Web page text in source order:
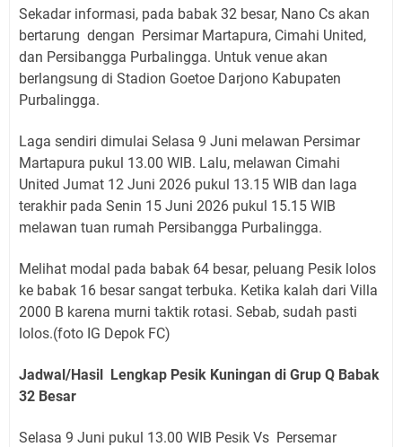
Sekadar informasi, pada babak 32 besar, Nano Cs akan
bertarung dengan Persimar Martapura, Cimahi United,
dan Persibangga Purbalingga. Untuk venue akan
berlangsung di Stadion Goetoe Darjono Kabupaten
Purbalingga.
Laga sendiri dimulai Selasa 9 Juni melawan Persimar
Martapura pukul 13.00 WIB. Lalu, melawan Cimahi
United Jumat 12 Juni 2026 pukul 13.15 WIB dan laga
terakhir pada Senin 15 Juni 2026 pukul 15.15 WIB
melawan tuan rumah Persibangga Purbalingga.
Melihat modal pada babak 64 besar, peluang Pesik lolos
ke babak 16 besar sangat terbuka. Ketika kalah dari Villa
2000 B karena murni taktik rotasi. Sebab, sudah pasti
lolos.(foto IG Depok FC)
Jadwal/Hasil Lengkap Pesik Kuningan di Grup Q Babak
32 Besar
Selasa 9 Juni pukul 13.00 WIB Pesik Vs Persemar